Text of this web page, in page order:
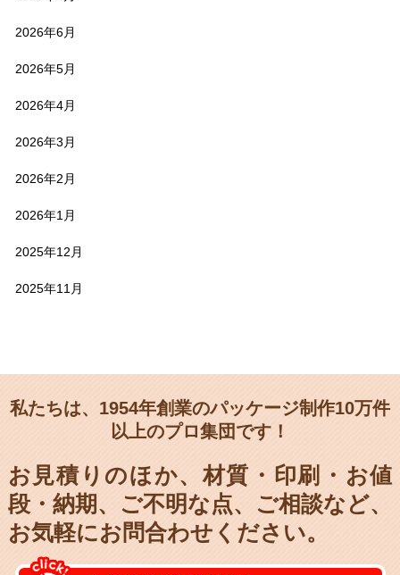
2026年6月
2026年5月
2026年4月
2026年3月
2026年2月
2026年1月
2025年12月
2025年11月
私たちは、1954年創業のパッケージ制作10万件
以上のプロ集団です！
お見積りのほか、材質・印刷・お値
段・納期、
ご不明な点、ご相談など、
お気軽にお問合わせください。